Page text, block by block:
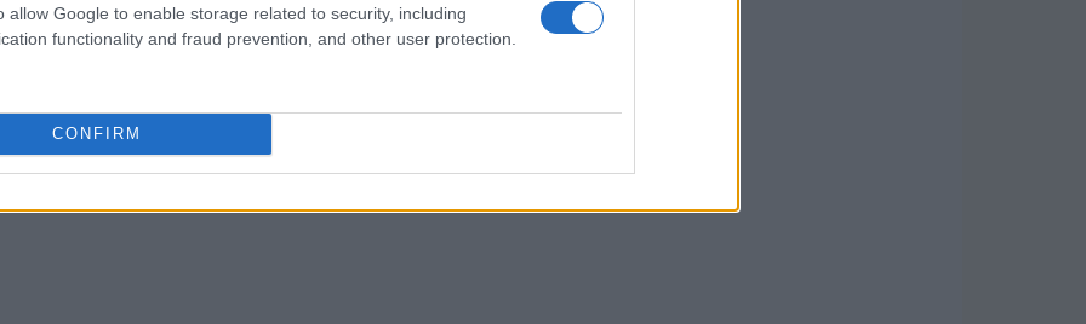
allow Google to enable storage related to security, including
functionality and fraud prevention, and other user protection.
CONFIRM